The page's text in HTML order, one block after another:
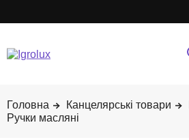
Канцелярські товари
Ручки масляні